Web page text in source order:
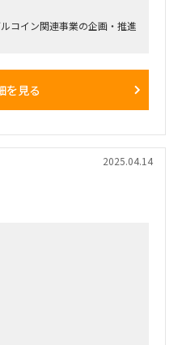
コイン関連事業の企画・推進
消
週1～2回、3-4h程、港区
有り
を見る
2025.04.14